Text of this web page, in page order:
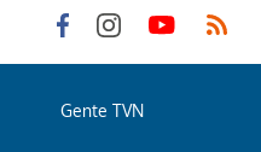
Gente TVN